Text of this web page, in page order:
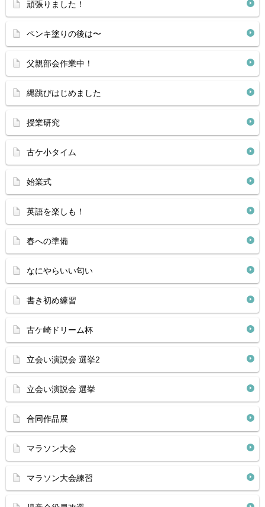
頑張りました！
ペンキ塗りの後は〜
父親部会作業中！
縄跳びはじめました
授業研究
古ケ小タイム
始業式
英語を楽しも！
春への準備
なにやらいい匂い
書き初め練習
古ケ崎ドリーム杯
立会い演説会 選挙2
立会い演説会 選挙
合同作品展
マラソン大会
マラソン大会練習